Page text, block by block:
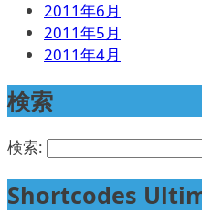
2011年6月
2011年5月
2011年4月
検索
検索:
Shortcodes